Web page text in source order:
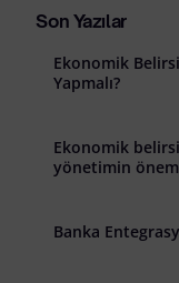
Son Yazılar
Ekonomik
Yapmalı?
Ekonomik
yönetimin
Banka